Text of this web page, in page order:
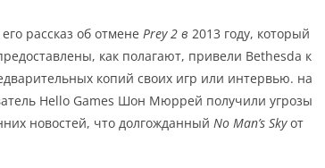
рассказ об отмене Prey 2 в 2013 году, который
как полагают, привели Bethesda к
копий своих игр или интервью. на
Hello Games Шон Мюррей получили угрозы
новостей, что долгожданный No Man’s Skyот